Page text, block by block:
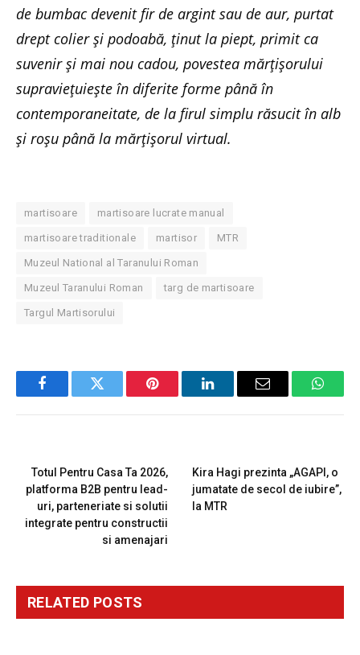
de bumbac devenit fir de argint sau de aur, purtat
drept colier și podoabă, ținut la piept, primit ca
suvenir și mai nou cadou, povestea mărțișorului
supraviețuiește în diferite forme până în
contemporaneitate, de la firul simplu răsucit în alb
și roșu până la mărțișorul virtual.
martisoare martisoare lucrate manual
martisoare traditionale martisor MTR
Muzeul National al Taranului Roman
Muzeul Taranului Roman targ de martisoare
Targul Martisorului
FacebookTwitter Pinterest LinkedInEmail
Totul Pentru Casa Ta 2026,
platforma B2B pentru lead-
uri, parteneriate si solutii
integrate pentru constructii
si amenajari
Kira Hagi prezinta „AGAPI, o
jumatate de secol de iubire”,
la MTR
RELATED POSTS